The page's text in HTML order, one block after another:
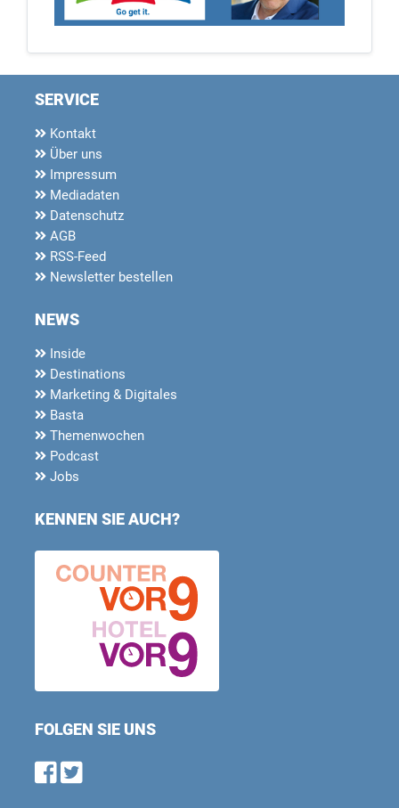
SERVICE
Kontakt
Über uns
Impressum
Mediadaten
Datenschutz
AGB
RSS-Feed
Newsletter bestellen
NEWS
Inside
Destinations
Marketing & Digitales
Basta
Themenwochen
Podcast
Jobs
KENNEN SIE AUCH?
FOLGEN SIE UNS
Find us on Facebook
Follow us on Twitter